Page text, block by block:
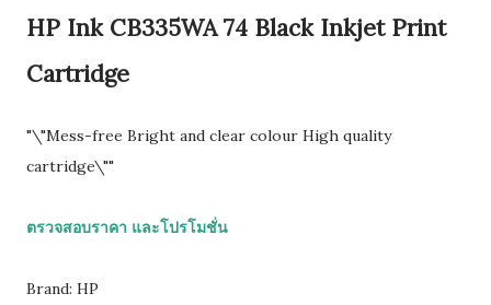
HP Ink CB335WA 74 Black Inkjet Print
Cartridge
"\"Mess-free Bright and clear colour High quality
cartridge\""
ตรวจสอบราคา และโปรโมชั่น
Brand: HP